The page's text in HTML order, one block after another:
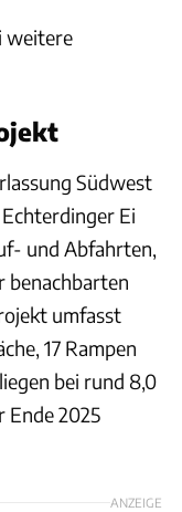
weitere
Südwest
Ei
und Abfahrten,
benachbarten
umfasst
17 Rampen
bei rund 8,0
Ende 2025
ANZEIGE